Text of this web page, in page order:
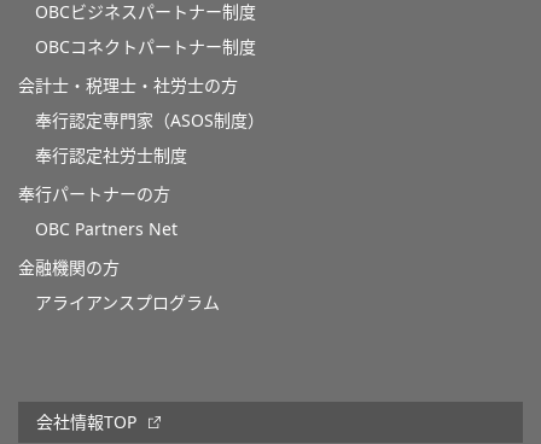
OBCビジネスパートナー制度
OBCコネクトパートナー制度
会計士・税理士・社労士の方
奉行認定専門家（ASOS制度）
奉行認定社労士制度
奉行パートナーの方
OBC Partners Net
金融機関の方
アライアンスプログラム
会社情報TOP